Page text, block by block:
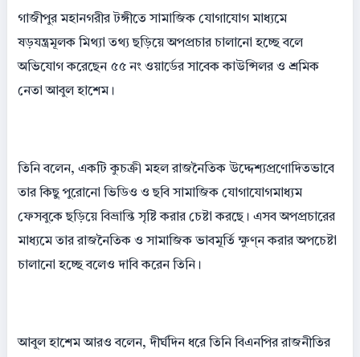
গাজীপুর মহানগরীর টঙ্গীতে সামাজিক যোগাযোগ মাধ্যমে
ষড়যন্ত্রমূলক মিথ্যা তথ্য ছড়িয়ে অপপ্রচার চালানো হচ্ছে বলে
অভিযোগ করেছেন ৫৫ নং ওয়ার্ডের সাবেক কাউন্সিলর ও শ্রমিক
নেতা আবুল হাশেম।
তিনি বলেন, একটি কুচক্রী মহল রাজনৈতিক উদ্দেশ্যপ্রণোদিতভাবে
তার কিছু পুরোনো ভিডিও ও ছবি সামাজিক যোগাযোগমাধ্যম
ফেসবুকে ছড়িয়ে বিভ্রান্তি সৃষ্টি করার চেষ্টা করছে। এসব অপপ্রচারের
মাধ্যমে তার রাজনৈতিক ও সামাজিক ভাবমূর্তি ক্ষুণ্ন করার অপচেষ্টা
চালানো হচ্ছে বলেও দাবি করেন তিনি।
আবুল হাশেম আরও বলেন, দীর্ঘদিন ধরে তিনি বিএনপির রাজনীতির